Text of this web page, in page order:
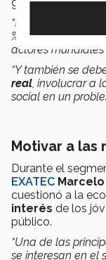
“Por ejemplo,
% de los plásticos
actores
“Y también se
real , involucrar a
social en un
Motivar a las
Durante el
EXATEC Marcelo
cuestionó a la
interés de los
público.
“Una de las
se interesan en el